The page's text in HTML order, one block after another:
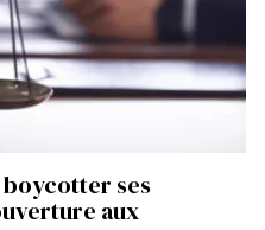
boycotter ses
aux